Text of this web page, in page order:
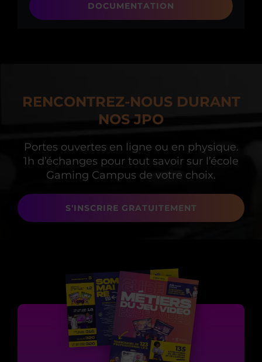
DOCUMENTATION
RENCONTREZ-NOUS DURANT
NOS JPO
Portes ouvertes en ligne ou en physique.
1h d’échanges pour tout savoir sur l’école
Gaming Campus de votre choix.
S'INSCRIRE GRATUITEMENT